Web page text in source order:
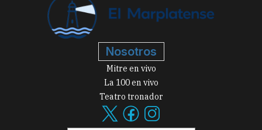
Nosotros
Mitre en vivo
La 100 en vivo
Teatro tronador